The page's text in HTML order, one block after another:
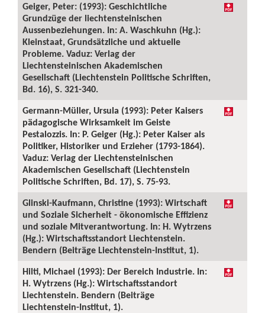
Geiger, Peter: (1993): Geschichtliche
Grundzüge der liechtensteinischen
Aussenbeziehungen. In: A. Waschkuhn (Hg.):
Kleinstaat, Grundsätzliche und aktuelle
Probleme. Vaduz: Verlag der
Liechtensteinischen Akademischen
Gesellschaft (Liechtenstein Politische Schriften,
Bd. 16), S. 321-340.
Germann-Müller, Ursula (1993): Peter Kaisers
pädagogische Wirksamkeit im Geiste
Pestalozzis. In: P. Geiger (Hg.): Peter Kaiser als
Politiker, Historiker und Erzieher (1793-1864).
Vaduz: Verlag der Liechtensteinischen
Akademischen Gesellschaft (Liechtenstein
Politische Schriften, Bd. 17), S. 75-93.
Glinski-Kaufmann, Christine (1993): Wirtschaft
und Soziale Sicherheit - ökonomische Effizienz
und soziale Mitverantwortung. In: H. Wytrzens
(Hg.): Wirtschaftsstandort Liechtenstein.
Bendern (Beiträge Liechtenstein-Institut, 1).
Hilti, Michael (1993): Der Bereich Industrie. In:
H. Wytrzens (Hg.): Wirtschaftsstandort
Liechtenstein. Bendern (Beiträge
Liechtenstein-Institut, 1).